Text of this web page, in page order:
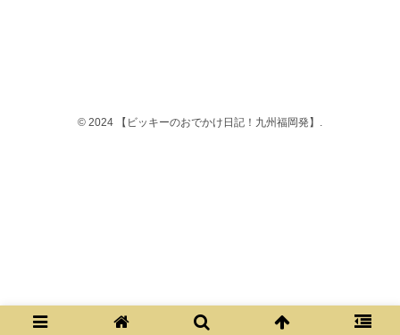
© 2024 【ビッキーのおでかけ日記！九州福岡発】.